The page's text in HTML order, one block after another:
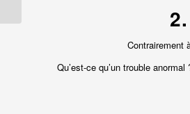
Contrairement
Qu’est-ce qu’un trouble